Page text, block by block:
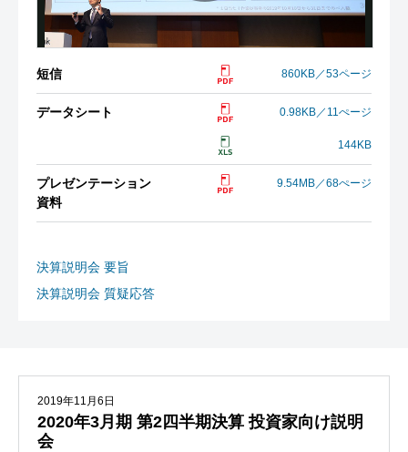
短信 860KB／53ページ
データシート 0.98KB／11ぺージ
144KB
プレゼンテーション
資料
9.54MB／68ぺージ
決算説明会 要旨
決算説明会 質疑応答
2020年3月期 第2四半期決算 投資家向け説明
会
2019年11月6日